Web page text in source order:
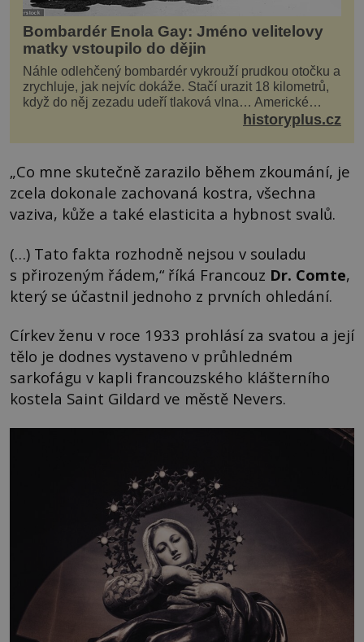
Bombardér Enola Gay: Jméno velitelovy
matky vstoupilo do dějin
Náhle odlehčený bombardér vykrouží prudkou otočku a
zrychluje, jak nejvíc dokáže. Stačí urazit 18 kilometrů,
když do něj zezadu udeří tlaková vlna… Americké
rozhodnutí svrhnout ničivou jadernou bombu ...historyplus.cz
„Co mne skutečně zarazilo během zkoumání, je
zcela dokonale zachovaná kostra, všechna
vaziva, kůže a také elasticita a hybnost svalů.
(…) Tato fakta rozhodně nejsou v souladu
s přirozeným řádem,“ říká Francouz Dr. Comte,
který se účastnil jednoho z prvních ohledání.
Církev ženu v roce 1933 prohlásí za svatou a její
tělo je dodnes vystaveno v průhledném
sarkofágu v kapli francouzského klášterního
kostela Saint Gildard ve městě Nevers.